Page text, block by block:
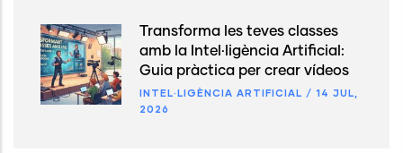
Transforma les teves classes
amb la Intel·ligència Artificial:
Guia pràctica per crear vídeos
INTEL·LIGÈNCIA ARTIFICIAL / 14 JUL,
2026